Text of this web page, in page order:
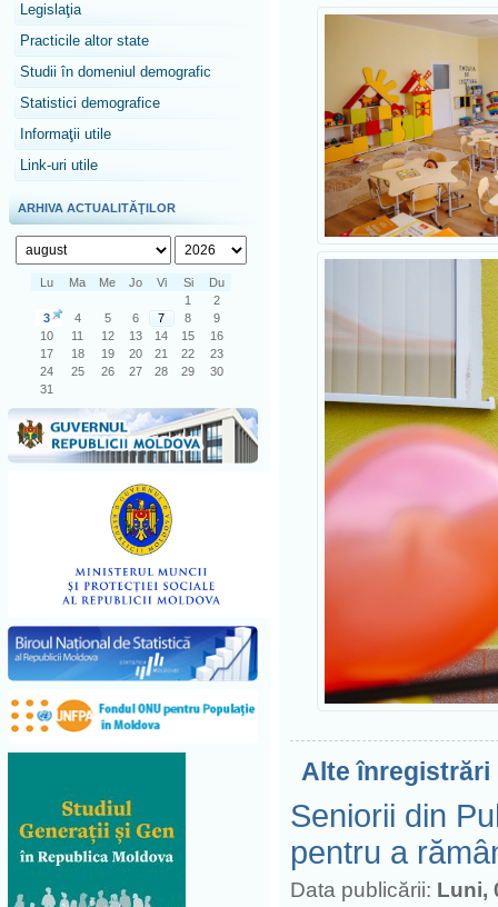
Legislaţia
Practicile altor state
Studii în domeniul demografic
Statistici demografice
Informaţii utile
Link-uri utile
ARHIVA ACTUALITĂŢILOR
Lu Ma Me Jo Vi Si
Du
1
2
3
4 5 6 7 8
9
10
11 12 13 14 15
16
17
18 19 20 21 22
23
24
25 26 27 28 29
30
31
Alte înregistrări
Seniorii din
pentru a
Data publicării: Luni,